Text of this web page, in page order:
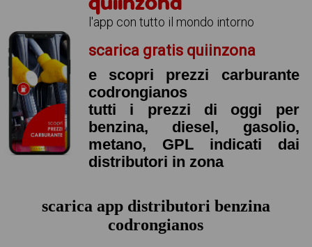
l'app con tutto il mondo intorno
scarica gratis quiinzona
e scopri prezzi carburante
codrongianos
tutti i prezzi di oggi per
benzina, diesel, gasolio,
metano, GPL indicati dai
distributori in zona
scarica app distributori benzina
codrongianos